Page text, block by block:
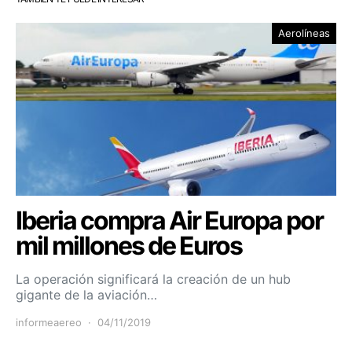
Aerolíneas
Iberia compra Air Europa por
mil millones de Euros
La operación significará la creación de un hub
gigante de la aviación…
informeaereo 04/11/2019